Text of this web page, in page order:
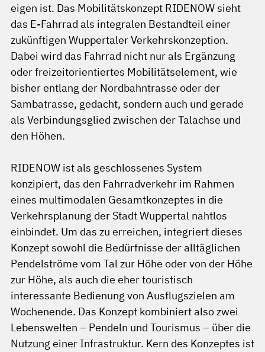
eigen ist. Das Mobilitätskonzept RIDENOW sieht
das E-Fahrrad als integralen Bestandteil einer
zukünftigen Wuppertaler Verkehrskonzeption.
Dabei wird das Fahrrad nicht nur als Ergänzung
oder freizeitorientiertes Mobilitätselement, wie
bisher entlang der Nordbahntrasse oder der
Sambatrasse, gedacht, sondern auch und gerade
als Verbindungsglied zwischen der Talachse und
den Höhen.
RIDENOW ist als geschlossenes System
konzipiert, das den Fahrradverkehr im Rahmen
eines multimodalen Gesamtkonzeptes in die
Verkehrsplanung der Stadt Wuppertal nahtlos
einbindet. Um das zu erreichen, integriert dieses
Konzept sowohl die Bedürfnisse der alltäglichen
Pendelströme vom Tal zur Höhe oder von der Höhe
zur Höhe, als auch die eher touristisch
interessante Bedienung von Ausflugszielen am
Wochenende. Das Konzept kombiniert also zwei
Lebenswelten – Pendeln und Tourismus – über die
Nutzung einer Infrastruktur. Kern des Konzeptes ist